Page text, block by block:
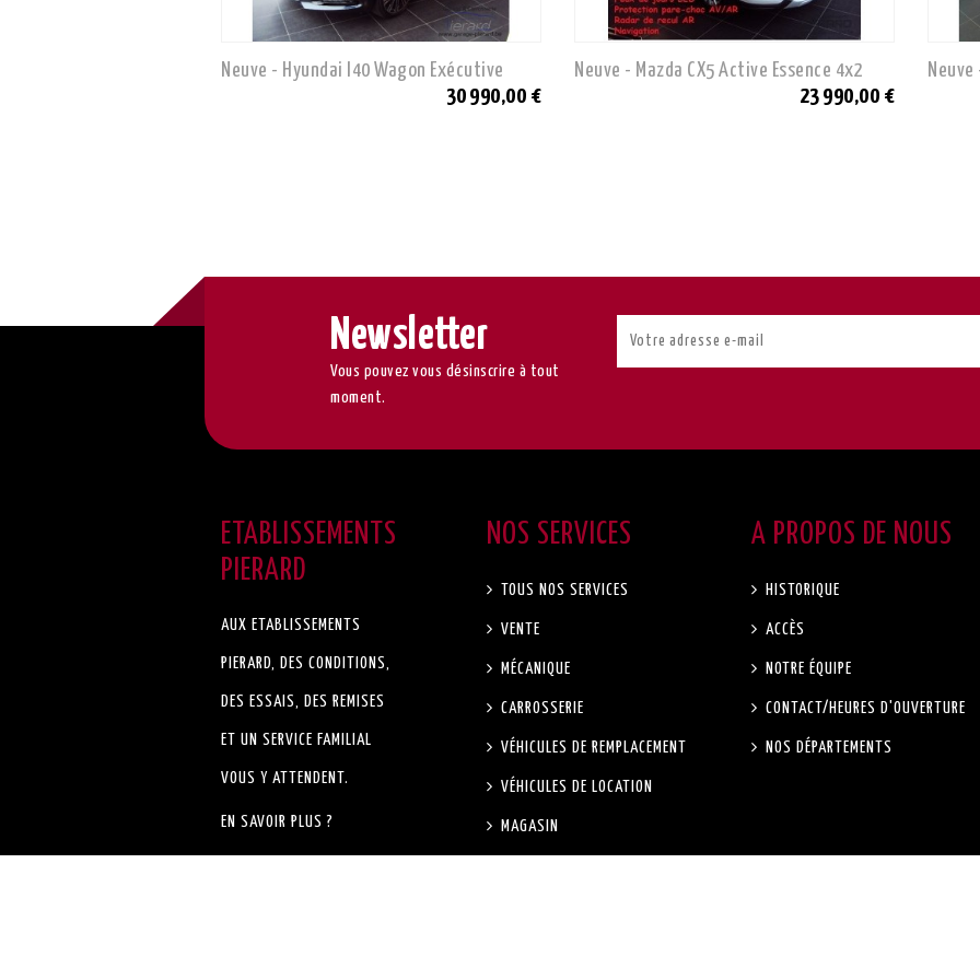
Neuve - Hyundai I40 Wagon Exécutive
30 990,00 €
Neuve - Mazda CX5 Active Essence 4x2
23 990,00 €
Neuve
Newsletter
Vous pouvez vous désinscrire à tout
moment.
ETABLISSEMENTS
PIERARD
AUX ETABLISSEMENTS
PIERARD, DES CONDITIONS,
DES ESSAIS, DES REMISES
ET UN SERVICE FAMILIAL
VOUS Y ATTENDENT.
EN SAVOIR PLUS ?
NOS SERVICES
TOUS NOS SERVICES
VENTE
MÉCANIQUE
CARROSSERIE
VÉHICULES DE REMPLACEMENT
VÉHICULES DE LOCATION
MAGASIN
A PROPOS DE NOUS
HISTORIQUE
ACCÈS
NOTRE ÉQUIPE
CONTACT/HEURES D'OUVERTURE
NOS DÉPARTEMENTS